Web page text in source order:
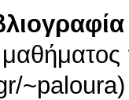
~paloura)